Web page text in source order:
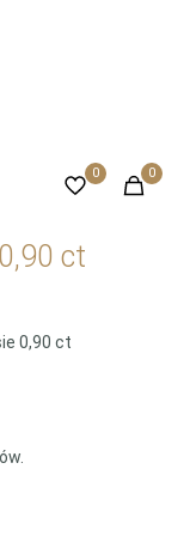
0 0
ct
0,90 ct